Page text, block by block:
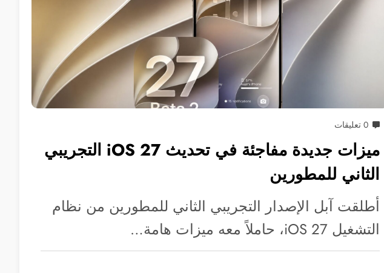
0 تعليقات
ميزات جديدة مفاجئة في تحديث iOS 27 التجريبي
الثاني للمطورين
أطلقت آبل الإصدار التجريبي الثاني للمطورين من نظام
التشغيل iOS 27، حاملاً معه ميزات هامة…